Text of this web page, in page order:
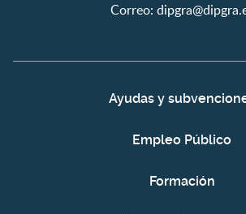
Correo:
Ayudas y
Empleo Público
Formación